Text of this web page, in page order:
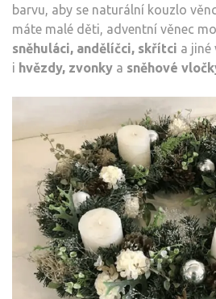
barvu, aby se naturální kouzlo
máte malé děti, adventní věnec
sněhuláci, andělíčci, skřítci a jiné
i hvězdy, zvonky a sněhové